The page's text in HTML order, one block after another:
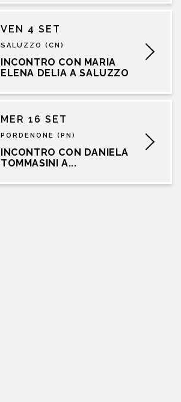
VEN 4 SET
SALUZZO (CN)
INCONTRO CON MARIA
ELENA DELIA A SALUZZO
MER 16 SET
PORDENONE (PN)
INCONTRO CON DANIELA
TOMMASINI A...